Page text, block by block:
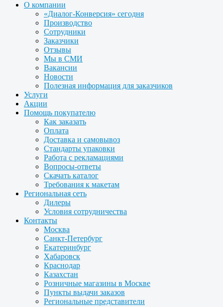
О компании
«Диалог-Конверсия» сегодня
Производство
Сотрудники
Заказчики
Отзывы
Мы в СМИ
Вакансии
Новости
Полезная информация для заказчиков
Услуги
Акции
Помощь покупателю
Как заказать
Оплата
Доставка и самовывоз
Стандарты упаковки
Работа с рекламациями
Вопросы-ответы
Скачать каталог
Требования к макетам
Региональная сеть
Дилеры
Условия сотрудничества
Контакты
Москва
Санкт-Петербург
Екатеринбург
Хабаровск
Краснодар
Казахстан
Розничные магазины в Москве
Пункты выдачи заказов
Региональные представители